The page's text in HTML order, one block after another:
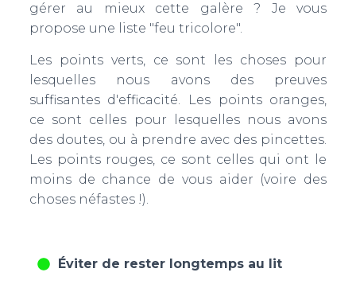
gérer au mieux cette galère ? Je vous
propose une liste "feu tricolore".
Les points verts, ce sont les choses pour
lesquelles nous avons des preuves
suffisantes d'efficacité. Les points oranges,
ce sont celles pour lesquelles nous avons
des doutes, ou à prendre avec des pincettes.
Les points rouges, ce sont celles qui ont le
moins de chance de vous aider (voire des
choses néfastes !).
Éviter de rester longtemps au lit